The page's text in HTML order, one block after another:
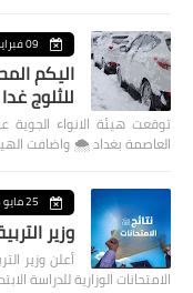
09 فبراير 2020
اليكم
للثلوج
توقعت هيئة الانواء
العاصمة بغداد ⁦🌨️⁩ واضافت الهيئة ان غدا الاثنين …
25 مايو 2026
وزير
أعلن وزير
الامتحانات الوزارية للدراسة